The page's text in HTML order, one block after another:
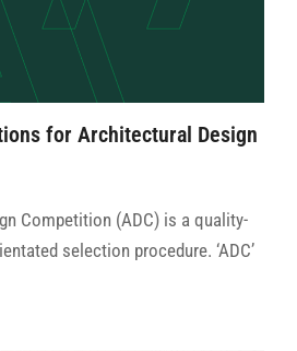
for Architectural Design
Competition (ADC) is a quality-
selection procedure. ‘ADC’